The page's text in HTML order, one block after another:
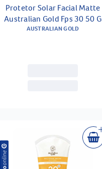
Protetor Solar Facial Matte
Australian Gold Fps 30 50 G
AUSTRALIAN GOLD